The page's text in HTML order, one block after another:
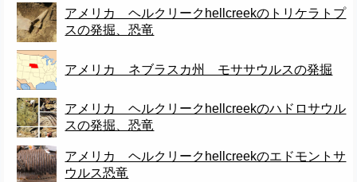
アメリカ ヘルクリークhellcreekのトリケラトプ
スの発掘、恐竜
アメリカ ネブラスカ州 モササウルスの発掘
アメリカ ヘルクリークhellcreekのハドロサウル
スの発掘、恐竜
アメリカ ヘルクリークhellcreekのエドモントサ
ウルス恐竜